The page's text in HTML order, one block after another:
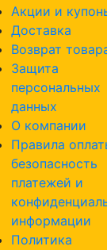
Акции и
Доставка
Возврат
Защита
персональных
данных
О компании
Правила
безопасность
платежей и
информации
Политика